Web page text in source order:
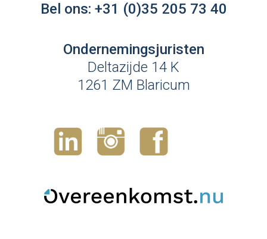
Bel ons: +31 (0)35 205 73 40
Ondernemingsjuristen
Deltazijde 14 K
1261 ZM Blaricum